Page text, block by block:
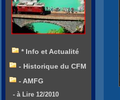
* Info et Actualité
- Historique du CFM
- AMFG
- à Lire 12/2010